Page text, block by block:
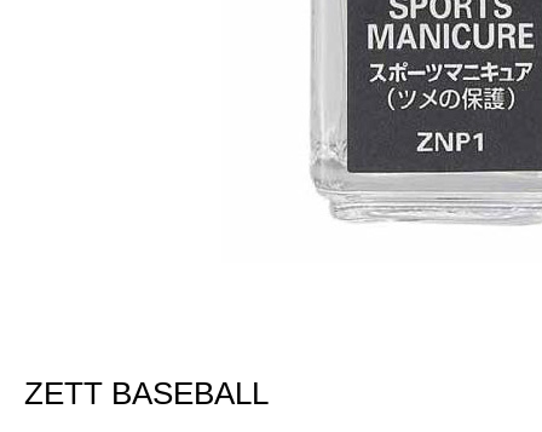
ZETT BASEBALL